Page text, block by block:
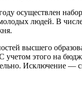
осуществлен
людей. В
высшего
учетом этого на
Исключение —